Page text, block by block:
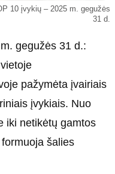
10 įvykių – 2025 m. gegužės
31 d.
gegužės 31 d.:
pažymėta įvairiais
įvykiais. Nuo
iki netikėtų gamtos
šalies